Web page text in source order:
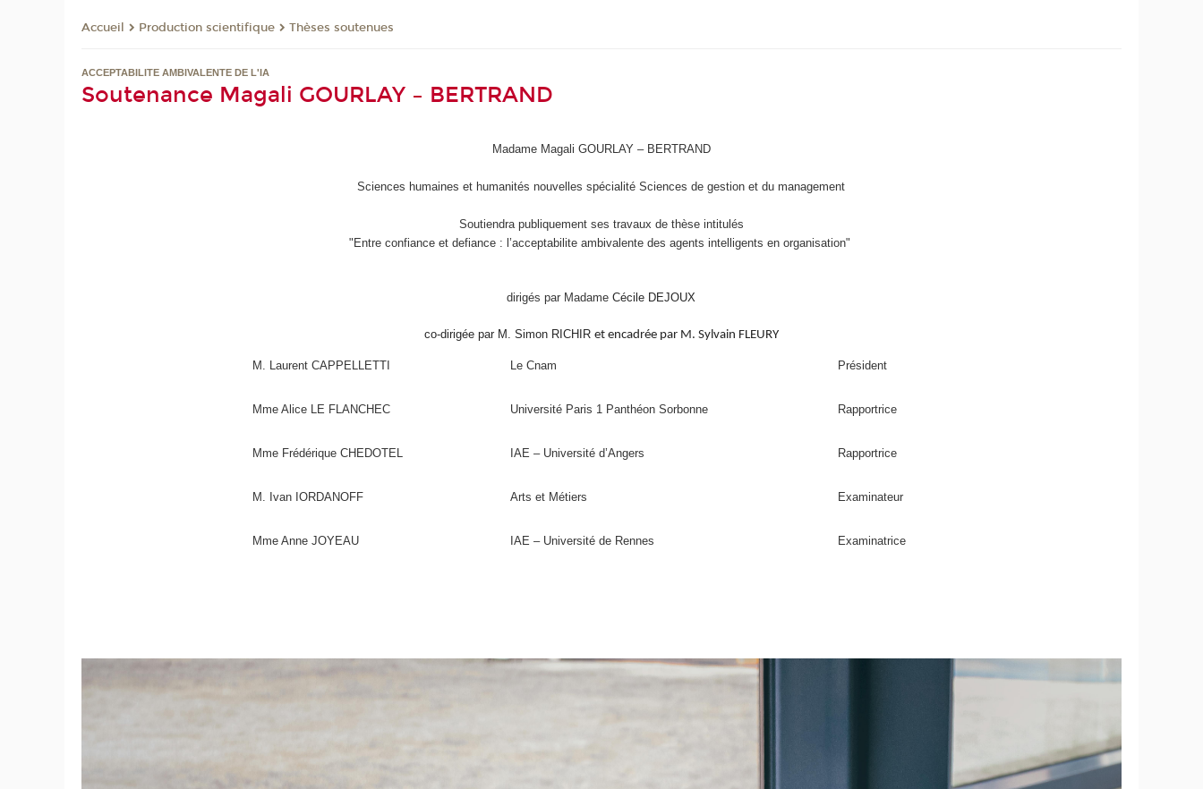
Accueil Production scientifique Thèses soutenues
ACCEPTABILITE AMBIVALENTE DE L'IA
Soutenance Magali GOURLAY – BERTRAND
Madame Magali GOURLAY – BERTRAND
Sciences humaines et humanités nouvelles spécialité Sciences de gestion et du management
Soutiendra publiquement ses travaux de thèse intitulés
"Entre confiance et defiance : l’acceptabilite ambivalente des agents intelligents en organisation"
dirigés par Madame Cécile DEJOUX
co-dirigée par M. Simon RICHIR et encadrée par M. Sylvain FLEURY
M. Laurent CAPPELLETTI Le Cnam Président
Mme Alice LE FLANCHEC Université Paris 1 Panthéon Sorbonne Rapportrice
Mme Frédérique CHEDOTEL IAE – Université d’Angers Rapportrice
M. Ivan IORDANOFF Arts et Métiers Examinateur
MmeAnne JOYEAU IAE – Université de Rennes Examinatrice